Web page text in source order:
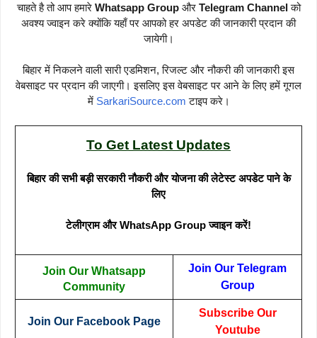
चाहते है तो आप हमारे Whatsapp Groupऔर Telegram Channelको
अवश्य ज्वाइन करे क्योंकि यहाँ पर आपको हर अपडेट की जानकारी प्रदान की
जायेगी।
बिहार में निकलने वाली सारी एडमिशन, रिजल्ट और नौकरी की जानकारी इस
वेबसाइट पर प्रदान की जाएगी। इसलिए इस वेबसाइट पर आने के लिए हमें गूगल
में SarkariSource.com टाइप करे।
To Get Latest Updates
बिहार की सभी बड़ी सरकारी नौकरी और योजना की लेटेस्ट अपडेट पाने के
लिए
टेलीग्राम और WhatsApp Group ज्वाइन करें!
Join Our Whatsapp
Community
Join Our Telegram
Group
Join Our Facebook Page
Subscribe Our
Youtube